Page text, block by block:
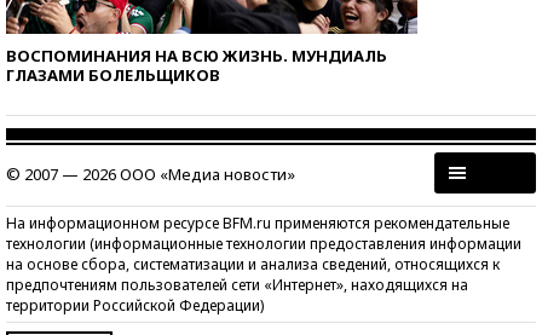
ВОСПОМИНАНИЯ НА ВСЮ ЖИЗНЬ. МУНДИАЛЬ
ГЛАЗАМИ БОЛЕЛЬЩИКОВ
© 2007 — 2026 ООО «Медиа новости»
На информационном ресурсе BFM.ru применяются рекомендательные
технологии (информационные технологии предоставления информации
на основе сбора, систематизации и анализа сведений, относящихся к
предпочтениям пользователей сети «Интернет», находящихся на
территории Российской Федерации)